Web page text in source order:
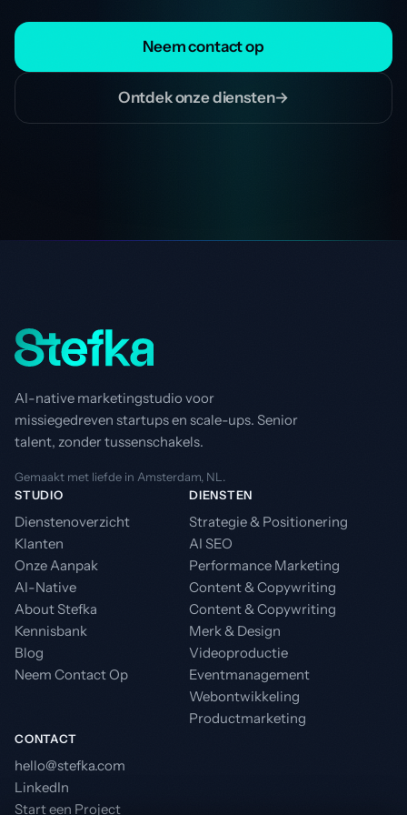
Neem contact op
Ontdek onze diensten→
AI-native marketingstudio voor
missiegedreven startups en scale-ups. Senior
talent, zonder tussenschakels.
Gemaakt met liefde in Amsterdam, NL.
STUDIO
Dienstenoverzicht
Klanten
Onze Aanpak
AI-Native
About Stefka
Kennisbank
Blog
Neem Contact Op
DIENSTEN
Strategie & Positionering
AI SEO
Performance Marketing
Content & Copywriting
Content & Copywriting
Merk & Design
Videoproductie
Eventmanagement
Webontwikkeling
Productmarketing
CONTACT
hello@stefka.com
LinkedIn
Start een Project